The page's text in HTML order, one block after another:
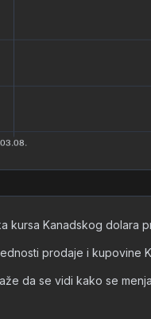
kursa Kanadskog dolara
prodaje i kupovine
da se vidi kako se